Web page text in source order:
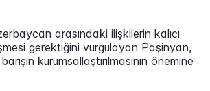
arasındaki ilişkilerin kalıcı
gerektiğini vurgulayan Paşinyan,
kurumsallaştırılmasının önemine